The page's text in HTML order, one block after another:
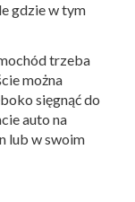
gdzie w tym
trzeba
można
sięgnąć do
auto na
lub w swoim